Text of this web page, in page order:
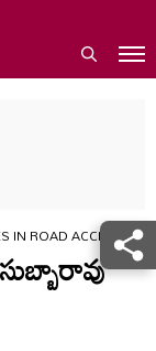
IN ROAD ACCIDENT